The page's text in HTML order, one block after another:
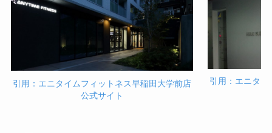
引用：エニタイムフィットネス早稲田大学前店
公式サイト
引用：エニタ